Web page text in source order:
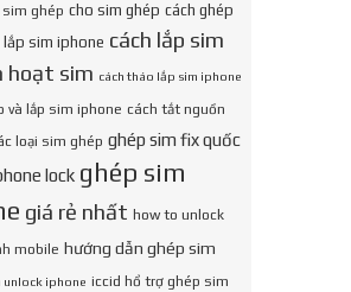
sim ghép cho sim ghép cách ghép
lắp sim iphone cách lắp sim
hoạt sim cách tháo lắp sim iphone
và lắp sim iphone cách tắt nguồn
loại sim ghép ghép sim fix quốc
lock ghép sim
giá rẻ nhất how to unlock
mobile hướng dẫn ghép sim
unlock iphone iccid hổ trợ ghép sim